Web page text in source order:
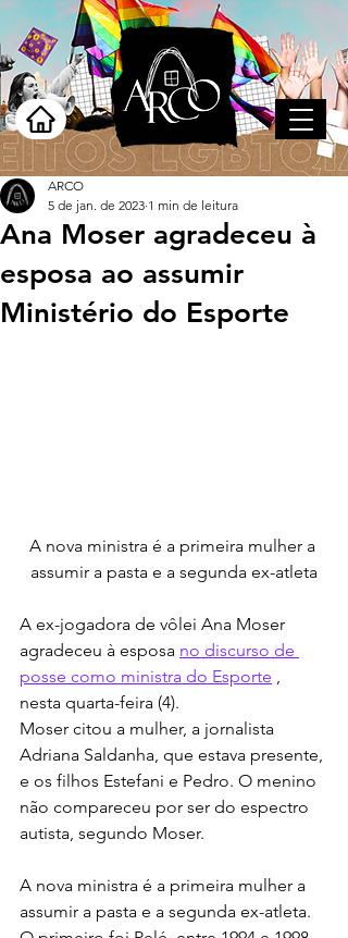
Ana Moser agradeceu à
esposa ao assumir
Ministério do Esporte
ARCO
5 de jan. de 2023 1 min de leitura
A nova ministra é a primeira mulher a
assumir a pasta e a segunda ex-atleta
A ex-jogadora de vôlei Ana Moser
agradeceu à esposa no discurso de
posse como ministra do Esporte
nesta quarta-feira (4).
Moser citou a mulher, a jornalista
Adriana Saldanha, que estava presente,
e os filhos Estefani e Pedro. O menino
não compareceu por ser do espectro
autista, segundo Moser.
A nova ministra é a primeira mulher a
assumir a pasta e a segunda ex-atleta.